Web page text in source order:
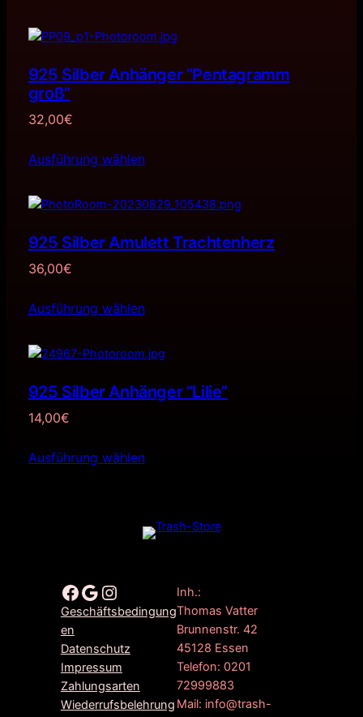
925 Silber Anhänger ”Pentagramm
groß”
32,00€
Ausführung wählen
925 Silber Amulett Trachtenherz
36,00€
Ausführung wählen
925 Silber Anhänger “Lilie”
14,00€
Ausführung wählen
Facebook Google Instagram
Geschäftsbedingung
en
Datenschutz
Impressum
Zahlungsarten
Wiederrufsbelehrung
Inh.:
Thomas Vatter
Brunnenstr. 42
45128 Essen
Telefon: 0201
72999883
Mail: info@trash-